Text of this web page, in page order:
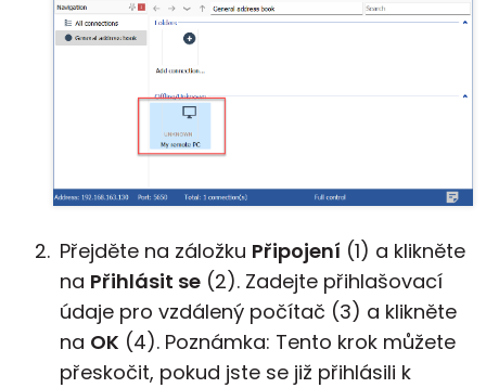
Přejděte na záložku Připojení (1) a klikněte
na Přihlásit se (2). Zadejte přihlašovací
údaje pro vzdálený počítač (3) a klikněte
na OK (4). Poznámka: Tento krok můžete
přeskočit, pokud jste se již přihlásili k